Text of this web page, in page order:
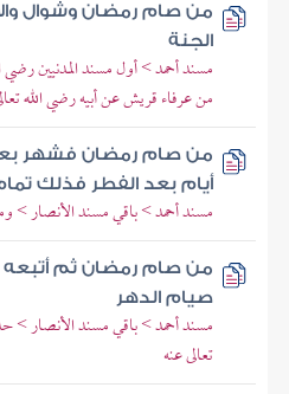
من صام رمضان وشوال
الجنة
مسند أحمد > أول مسند المدنيين
من عرفاء قريش عن أبيه رضي الله
من صام رمضان فشهر
أيام بعد الفطر فذلك
مسند أحمد > باقي مسند الأنصار >
من صام رمضان ثم
صيام الدهر
مسند أحمد > باقي مسند الأنصار >
تعالى عنه